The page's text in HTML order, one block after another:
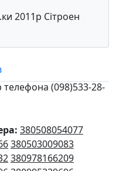
2011р Сітроен
(098)533-28-
380508054077
380503009083
380978166209